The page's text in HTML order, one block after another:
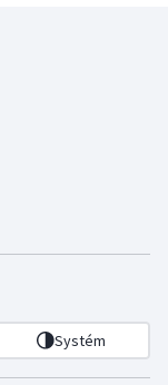
Systém